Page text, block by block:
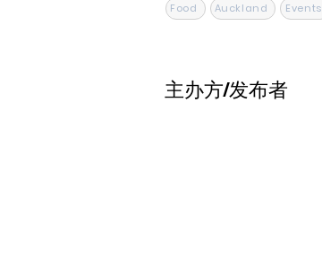
Food Auckland Events
主办方/发布者